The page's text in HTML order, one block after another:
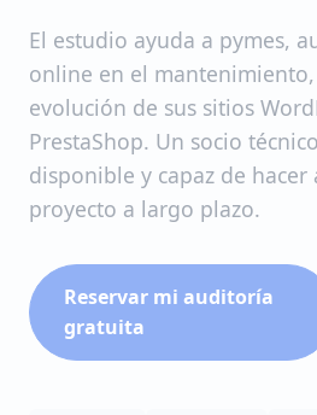
El estudio ayuda a pymes,
online en el
evolución de sus sitios
PrestaShop. Un socio
disponible y capaz de hacer
proyecto a largo plazo.
Reservar mi auditoría
gratuita